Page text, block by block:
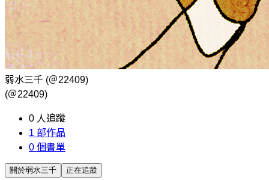
弱水三千 (＠22409)
(＠22409)
0 人追蹤
1 部作品
0 個書單
關於弱水三千 正在追蹤